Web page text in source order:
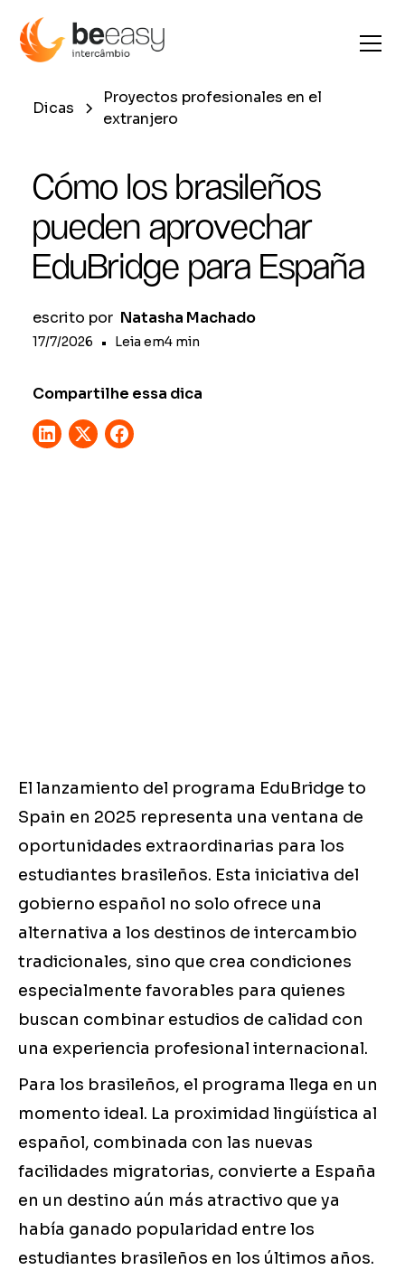
Dicas
Proyectos profesionales en el
extranjero
Cómo los brasileños
pueden aprovechar
EduBridge para España
escrito por Natasha Machado
17/7/2026 • Leia em4 min
Compartilhe essa dica
El lanzamiento del programa EduBridge to
Spain en 2025 representa una ventana de
oportunidades extraordinarias para los
estudiantes brasileños. Esta iniciativa del
gobierno español no solo ofrece una
alternativa a los destinos de intercambio
tradicionales, sino que crea condiciones
especialmente favorables para quienes
buscan combinar estudios de calidad con
una experiencia profesional internacional.
Para los brasileños, el programa llega en un
momento ideal. La proximidad lingüística al
español, combinada con las nuevas
facilidades migratorias, convierte a España
en un destino aún más atractivo que ya
había ganado popularidad entre los
estudiantes brasileños en los últimos años.